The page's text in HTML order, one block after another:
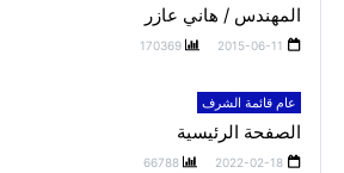
المهندس / هاني عازر
2015-06-11
170369
عام قائمة الشرف
الصفحة الرئيسية
2022-02-18
66788